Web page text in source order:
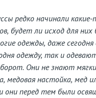
редко начинали
будет ли исход для
одежды, даже
одежду, так и
Они не знают
медовая настойка, мед
они перед тем были